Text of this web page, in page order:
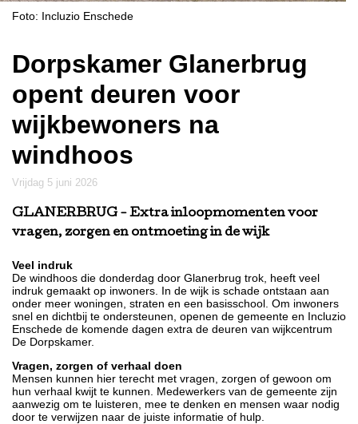
Foto: Incluzio Enschede
Dorpskamer Glanerbrug
opent deuren voor
wijkbewoners na
windhoos
vrijdag 5 juni 2026
GLANERBRUG - Extra inloopmomenten voor
vragen, zorgen en ontmoeting in de wijk
Veel indruk
De windhoos die donderdag door Glanerbrug trok, heeft veel
indruk gemaakt op inwoners. In de wijk is schade ontstaan aan
onder meer woningen, straten en een basisschool. Om inwoners
snel en dichtbij te ondersteunen, openen de gemeente en Incluzio
Enschede de komende dagen extra de deuren van wijkcentrum
De Dorpskamer.
Vragen, zorgen of verhaal doen
Mensen kunnen hier terecht met vragen, zorgen of gewoon om
hun verhaal kwijt te kunnen. Medewerkers van de gemeente zijn
aanwezig om te luisteren, mee te denken en mensen waar nodig
door te verwijzen naar de juiste informatie of hulp.